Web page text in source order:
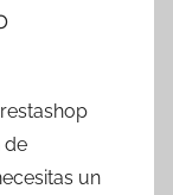
de
un